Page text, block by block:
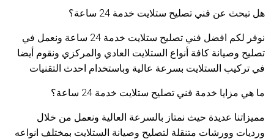
هل تبحث عن فني تصليح ستلايت خدمة 24 ساعة؟
نوفر لكم افضل فني تصليح ستلايت خدمة 24 ساعة ونعمل في
تصليح وصيانة كافة أنواع الستلايت العادي والمركزي ونقوم أيضا
في تركيب الستلايت بسرعة عالية وباستخدام احدث التقنيات
ما هي مزايا خدمة فني تصليح ستلايت خدمة 24 ساعة؟
مميزاتنا عديدة حيث نمتاز بالسرعة العالية ونعمل من خلال
ورديات وورشات متنقلة لتصليح وصيانة الستلايت بمختلف انواعه